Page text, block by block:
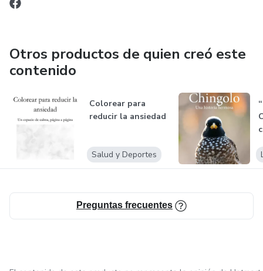
Otros productos de quien creó este
contenido
Colorear para
reducir la ansiedad
Salud y Deportes
Preguntas frecuentes